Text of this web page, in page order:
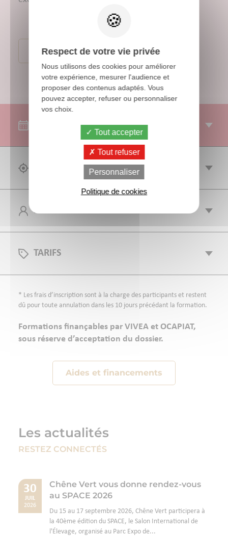
Conditions générales de ventes
PUBLIC
TARIFS
* Les frais d’inscription sont à la charge des participants et restent
dû pour toute annulation dans les 10 jours précédant la formation.
Formations finançables par VIVEA et OCAPIAT,
sous réserve d’acceptation du dossier.
Aides et financements
Les actualités
RESTEZ CONNECTÉS
30
JUIL
2026
Chêne Vert vous donne rendez-vous
au SPACE 2026
Du 15 au 17 septembre 2026, Chêne Vert participera à
la 40ème édition du SPACE, le Salon International de
l'Élevage, organisé au Parc Expo de...
Respect de votre vie privée
Nous utilisons des cookies pour améliorer
votre expérience, mesurer l'audience et
proposer des contenus adaptés. Vous
pouvez accepter, refuser ou personnaliser
vos choix.
Tout accepter
Tout refuser
Personnaliser
Politique de cookies